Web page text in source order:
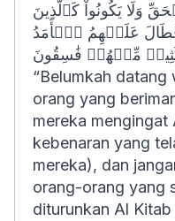
وَلَا يَكُونُواْ كَٱلَّذِينَ
عَلَيۡهِمُ ٱلۡأَمَدُ
مِّنۡهُمۡ فَٰسِقُونَ
“Belumkah
orang yang
mereka mengingat
kebenaran yang
mereka), dan
orang-orang yang
diturunkan Al